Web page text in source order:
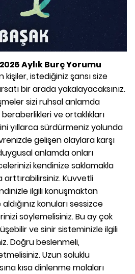
Aylık Burç Yorumu
istediğiniz şansı size
bir arada yakalayacaksınız.
sizi ruhsal anlamda
ve ortaklıkları
yıllarca sürdürmeniz yolunda
gelişen olaylara karşı
anlamda onları
kendinize saklamakla
arttırabilirsiniz. Kuvvetli
ilgili konuşmaktan
konuları sessizce
söylemelisiniz. Bu ay çok
ve sinir sisteminizle ilgili
Doğru beslenmeli,
Uzun soluklu
kısa dinlenme molaları